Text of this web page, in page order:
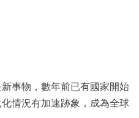
事物，數年前已有國家開始
情況有加速跡象，成為全球